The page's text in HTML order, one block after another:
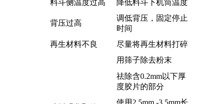
料斗侧温度过高 降低料斗下机筒温度
背压过高
调低背压，固定停止
时间
再生材料不良
尽量将再生材料打碎
用筛子除去粉末
祛除含0.2mm以下厚
度胶片的部分